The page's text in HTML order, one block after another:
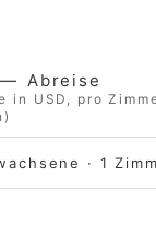
— Abreise
in USD, pro